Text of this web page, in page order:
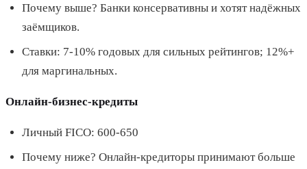
Почему выше? Банки консервативны и хотят надёжных
заёмщиков.
Ставки: 7-10% годовых для сильных рейтингов; 12%+
для маргинальных.
Онлайн-бизнес-кредиты
Личный FICO: 600-650
Почему ниже? Онлайн-кредиторы принимают больше